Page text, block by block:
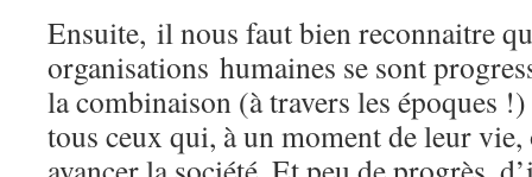
Ensuite, il nous faut bien reconnaitre
organisations humaines se sont
la combinaison (à travers les époques
tous ceux qui, à un moment de leur